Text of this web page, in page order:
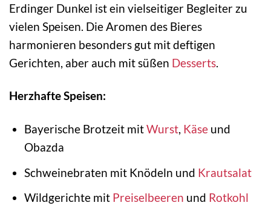
Erdinger Dunkel ist ein vielseitiger Begleiter zu
vielen Speisen. Die Aromen des Bieres
harmonieren besonders gut mit deftigen
Gerichten, aber auch mit süßen Desserts
Herzhafte Speisen:
Bayerische Brotzeit mitWurst, Käseund
Obazda
Schweinebraten mit Knödeln und Krautsalat
Wildgerichte mit Preiselbeeren und Rotkohl